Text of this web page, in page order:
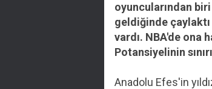
oyuncularından
geldiğinde
vardı. NBA'de ona
Potansiyelinin
Anadolu Efes'in